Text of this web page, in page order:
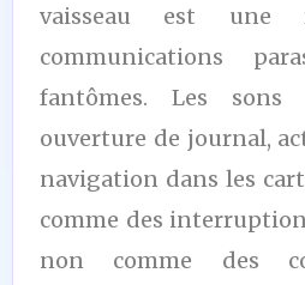
vaisseau est une
communications
fantômes. Les sons
ouverture de journal,
navigation dans les
comme des
non comme des